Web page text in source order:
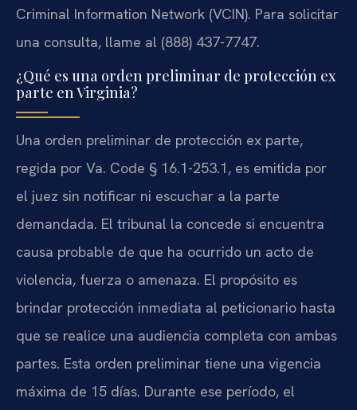
Criminal Information Network (VCIN). Para solicitar
una consulta, llame al (888) 437-7747.
¿Qué es una orden preliminar de protección ex
parte en Virginia?
Una orden preliminar de protección ex parte,
regida por Va. Code § 16.1-253.1, es emitida por
el juez sin notificar ni escuchar a la parte
demandada. El tribunal la concede si encuentra
causa probable de que ha ocurrido un acto de
violencia, fuerza o amenaza. El propósito es
brindar protección inmediata al peticionario hasta
que se realice una audiencia completa con ambas
partes. Esta orden preliminar tiene una vigencia
máxima de 15 días. Durante ese período, el